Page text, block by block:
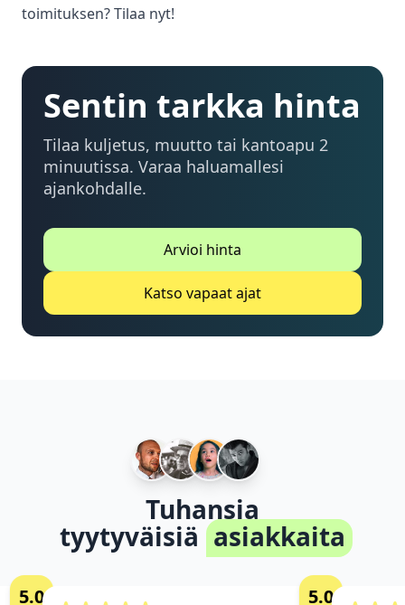
toimituksen? Tilaa nyt!
Sentin tarkka hinta
Tilaa kuljetus, muutto tai kantoapu 2
minuutissa. Varaa haluamallesi
ajankohdalle.
Arvioi hinta
Katso vapaat ajat
Tuhansia
tyytyväisiä asiakkaita
5.0 5.0